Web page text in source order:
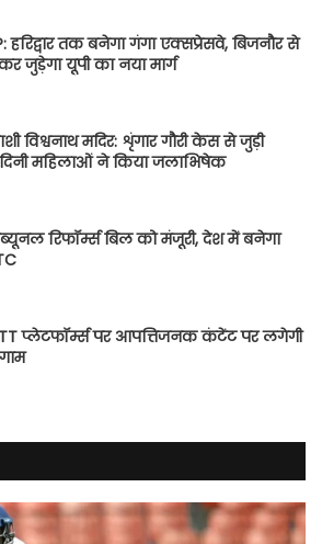
हरिद्वार तक बनेगा गंगा एक्सप्रेसवे, बिजनौर से
जुड़ेगा यूपी का नया मार्ग
विश्वनाथ मदिर: शृंगार गौरी केस से जुड़ी
महिलाओं ने किया जलाभिषेक
रिफॉर्म्स बिल को मंजूरी, देश में बनेगा
प्लेटफॉर्म्स पर आपत्तिजनक कंटेंट पर लगेगी